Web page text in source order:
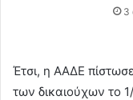
3
Έτσι, η ΑΑΔΕ
των δικαιούχων το